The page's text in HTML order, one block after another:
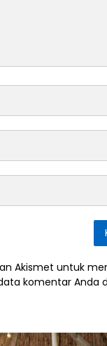
Akismet untuk
komentar Anda